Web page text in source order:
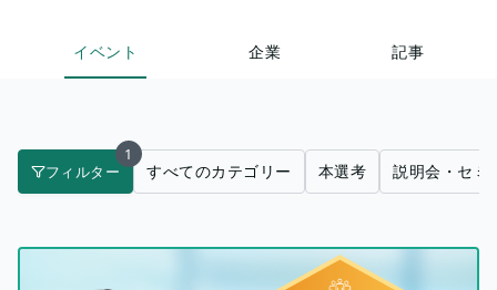
イベント 企業 記事
フィルター
1
すべてのカテゴリー 本選考 説明会・セミ